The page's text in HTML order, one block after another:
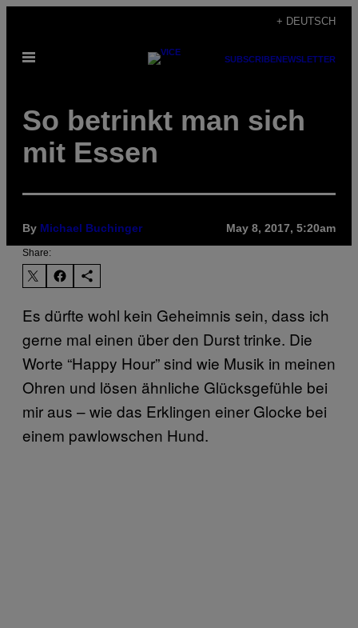
content
+ DEUTSCH
Open
SUBSCRIBENEWSLETTER
So betrinkt man sich
mit Essen
By Michael Buchinger May 8, 2017, 5:20am
Share:
Es dürfte wohl kein Geheimnis sein, dass ich
gerne mal einen über den Durst trinke. Die
Worte “Happy Hour” sind wie Musik in meinen
Ohren und lösen ähnliche Glücksgefühle bei
mir aus – wie das Erklingen einer Glocke bei
einem pawlowschen Hund.